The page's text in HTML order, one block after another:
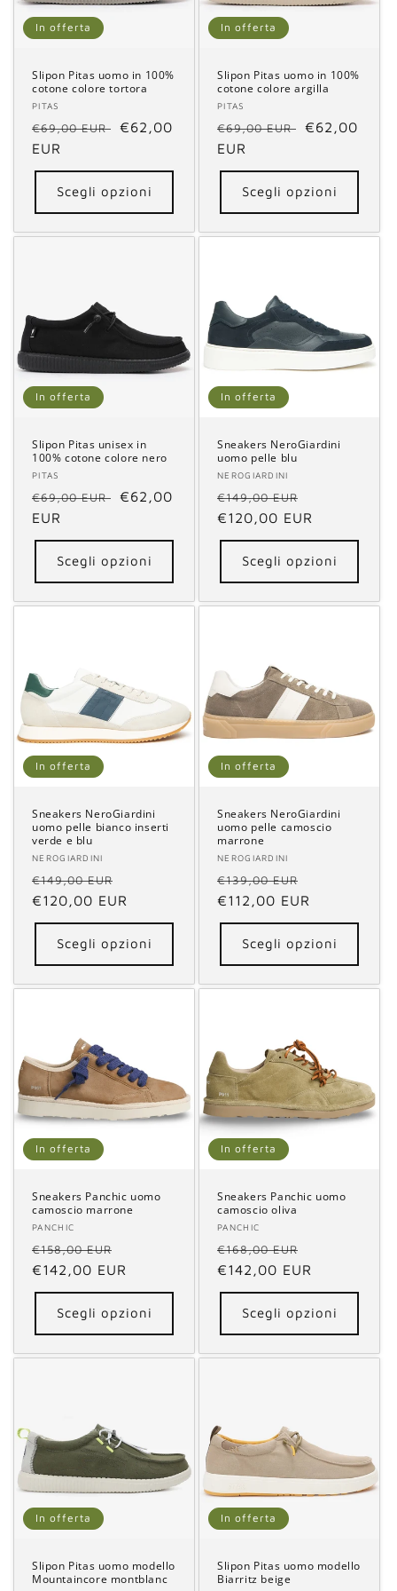
n In offerta
Slipon Pitas uomo in 100%
cotone colore tortora
Fornitore:
PITAS
Prezzo
di
listino
€69,00 EUR
Prezzo
€62,00
EUR
Scegli opzioni
In offerta
Slipon Pitas uomo in 100%
cotone colore argilla
Fornitore:
PITAS
Prezzo
di
listino
€69,00 EUR
Prezzo
€62,00
EUR
Scegli opzioni
In offerta
Slipon Pitas unisex in
100% cotone colore nero
Fornitore:
PITAS
Prezzo
di
listino
€69,00 EUR
Prezzo
€62,00
EUR
Scegli opzioni
In offerta
Sneakers NeroGiardini
uomo pelle blu
Fornitore:
NEROGIARDINI
Prezzo
di
listino
€149,00 EUR
scontato
€120,00 EUR
Scegli opzioni
In offerta
Sneakers NeroGiardini
uomo pelle bianco inserti
verde e blu
Fornitore:
NEROGIARDINI
Prezzo
di
listino
€149,00 EUR
scontato
€120,00 EUR
Scegli opzioni
In offerta
Sneakers NeroGiardini
uomo pelle camoscio
marrone
Fornitore:
NEROGIARDINI
Prezzo
di
listino
€139,00 EUR
scontato
€112,00 EUR
Scegli opzioni
In offerta
Sneakers Panchic uomo
camoscio marrone
Fornitore:
PANCHIC
Prezzo
di
listino
€158,00 EUR
scontato
€142,00 EUR
Scegli opzioni
In offerta
Sneakers Panchic uomo
camoscio oliva
Fornitore:
PANCHIC
Prezzo
di
listino
€168,00 EUR
scontato
€142,00 EUR
Scegli opzioni
In offerta
Slipon Pitas uomo modello
Mountaincore montblanc
In offerta
Slipon Pitas uomo modello
Biarritz beige